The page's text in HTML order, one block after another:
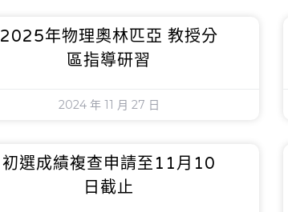
2025年物理奧林匹亞 教授分
區指導研習
2024 年 11 月 27 日
初選成績複查申請至11月10
日截止